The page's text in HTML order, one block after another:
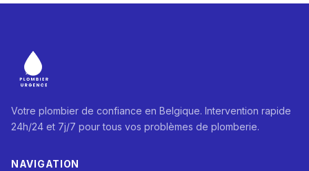
Votre plombier de confiance en Belgique. Intervention rapide
24h/24 et 7j/7 pour tous vos problèmes de plomberie.
NAVIGATION